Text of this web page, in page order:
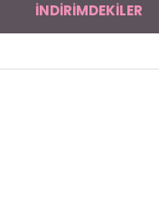
İNDİRİMDEKİLER